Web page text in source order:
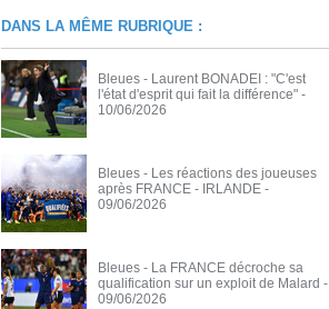
DANS LA MÊME RUBRIQUE :
Bleues - Laurent BONADEI : "C'est
l'état d'esprit qui fait la différence" -
10/06/2026
Bleues - Les réactions des joueuses
après FRANCE - IRLANDE -
09/06/2026
Bleues - La FRANCE décroche sa
qualification sur un exploit de Malard -
09/06/2026